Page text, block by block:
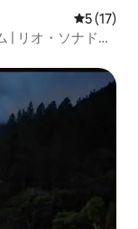
レビュー
5 (17)
| リオ・ソナドー